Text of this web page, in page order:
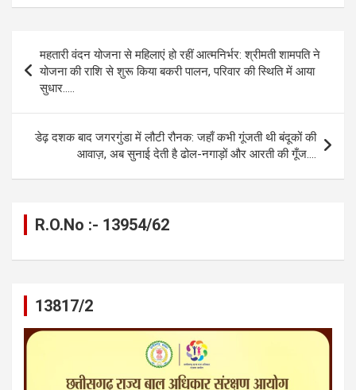
ce
b
o
o
k
se
g
at
s
A
p
e
gr
a
ail py
Li
n
ar
navigation
महतारी वंदन योजना से महिलाएं हो रहीं आत्मनिर्भर: श्रीमती शामपति ने
योजना की राशि से शुरू किया बकरी पालन, परिवार की स्थिति में आया
सुधार…..
डेढ़ दशक बाद जगरगुंडा में लौटी रौनक: जहाँ कभी गूंजती थी बंदूकों की
आवाज़, अब सुनाई देती है ढोल-नगाड़ों और आरती की गूँज….
R.O.No :- 13954/62
13817/2